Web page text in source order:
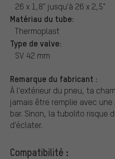
26 x 1,8" jusqu'à 26 x 2,5"
Matériau du tube:
Thermoplast
Type de valve:
SV 42 mm
Remarque du fabricant :
À l'extérieur du pneu, ta
jamais être remplie avec
bar. Sinon, la tubolito risque
d'éclater.
Compatibilité :